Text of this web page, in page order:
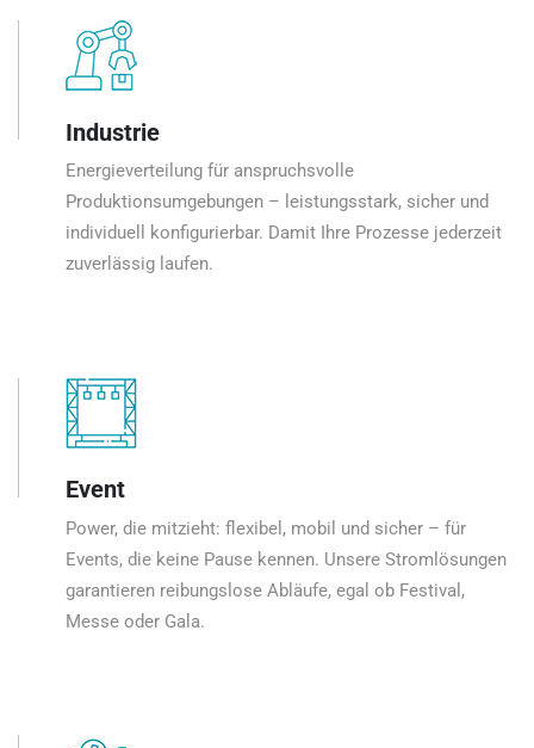
Industrie
Energieverteilung für anspruchsvolle
Produktionsumgebungen – leistungsstark, sicher und
individuell konfigurierbar. Damit Ihre Prozesse jederzeit
zuverlässig laufen.
Event
Power, die mitzieht: flexibel, mobil und sicher – für
Events, die keine Pause kennen. Unsere Stromlösungen
garantieren reibungslose Abläufe, egal ob Festival,
Messe oder Gala.